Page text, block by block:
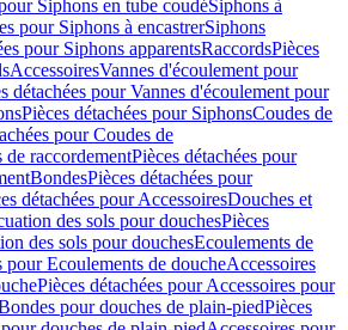
Siphons en tube coudéSiphons à
pour Siphons à encastrerSiphons
pour Siphons apparentsRaccordsPièces
AccessoiresVannes d'écoulement pour
détachées pour Vannes d'écoulement pour
Pièces détachées pour SiphonsCoudes de
pour Coudes de
de raccordementPièces détachées pour
BondesPièces détachées pour
détachées pour AccessoiresDouches et
des sols pour douchesPièces
des sols pour douchesEcoulements de
pour Ecoulements de doucheAccessoires
Pièces détachées pour Accessoires pour
pour douches de plain-piedPièces